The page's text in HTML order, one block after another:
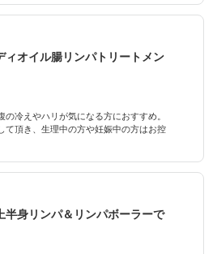
ィオイル腸リンパトリートメン
の冷えやハリが気になる方におすすめ。
て頂き、生理中の方や妊娠中の方はお控
半身リンパ＆リンパボーラーで